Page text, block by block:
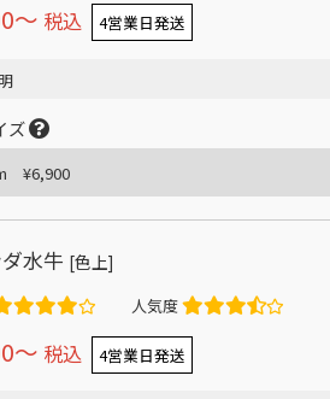
〜 税込 4営業日発送
ズ
水牛 [色上]
人気度
〜 税込 4営業日発送